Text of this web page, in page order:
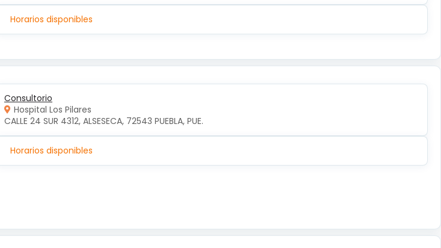
Horarios disponibles
Consultorio
Hospital Los Pilares
CALLE 24 SUR 4312, ALSESECA, 72543 PUEBLA, PUE.
Horarios disponibles